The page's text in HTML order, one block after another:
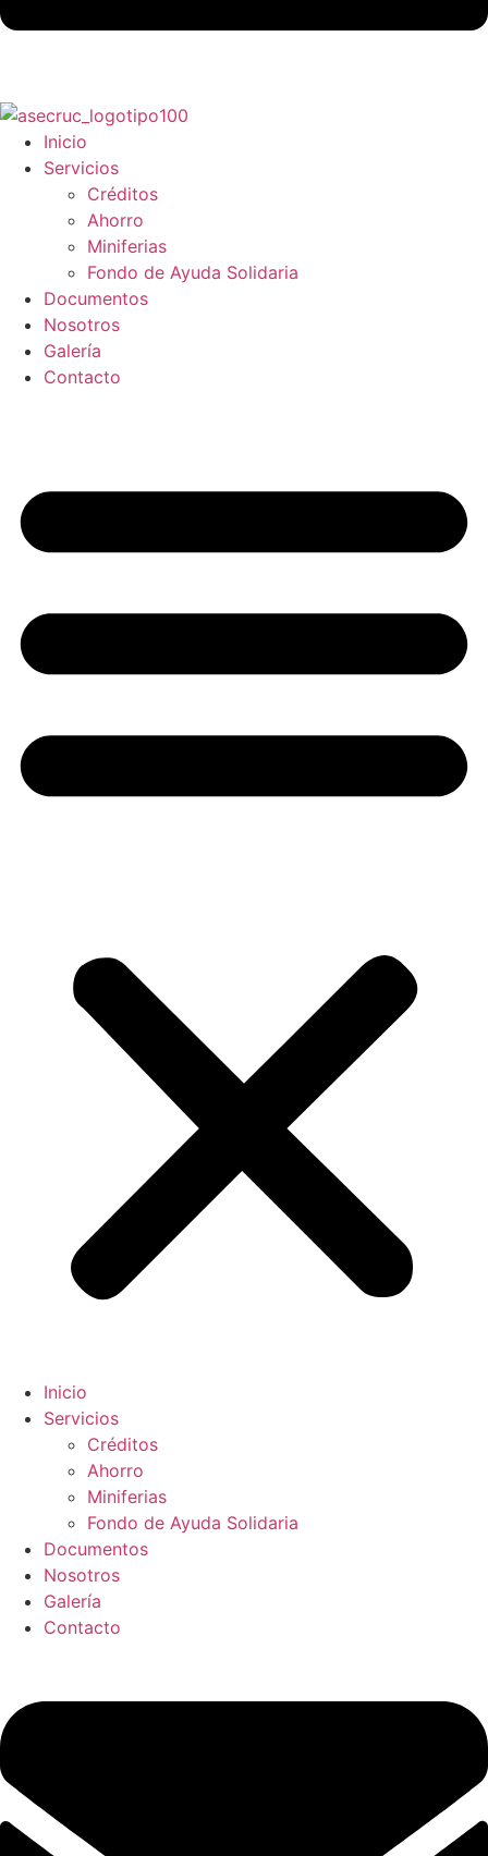
Inicio
Servicios
Créditos
Ahorro
Miniferias
Fondo de Ayuda Solidaria
Documentos
Nosotros
Galería
Contacto
Inicio
Servicios
Créditos
Ahorro
Miniferias
Fondo de Ayuda Solidaria
Documentos
Nosotros
Galería
Contacto